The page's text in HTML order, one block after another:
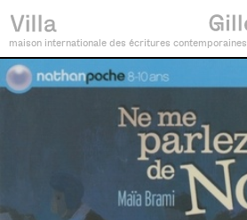
maison internationale des écritures contemporaines